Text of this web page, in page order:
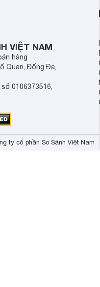
cửa điện tử hãng
sẽ so sánh 5
Demax, Hubert và
VIỆT NAM
hàng
Quan, Đống Đa,
0106373516,
ty cổ phần So Sánh Việt Nam